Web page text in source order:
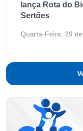
lança Rota do
Sertões
Quarta-Feira, 29